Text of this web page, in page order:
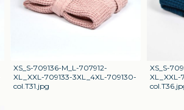
XS_S-709136-M_L-707912-
XL_XXL-709133-3XL_4XL-709130-
col.T31.jpg
XS_S-
XL_XXL-